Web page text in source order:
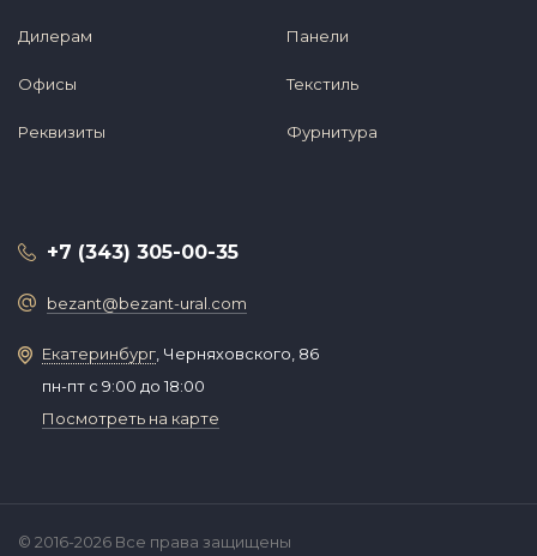
Дилерам
Офисы
Реквизиты
Панели
Текстиль
Фурнитура
+7 (343) 305-00-35
bezant@bezant-ural.com
Екатеринбург , Черняховского, 86
пн-пт с 9:00 до 18:00
Посмотреть на карте
© 2016-2026 Все права защищены